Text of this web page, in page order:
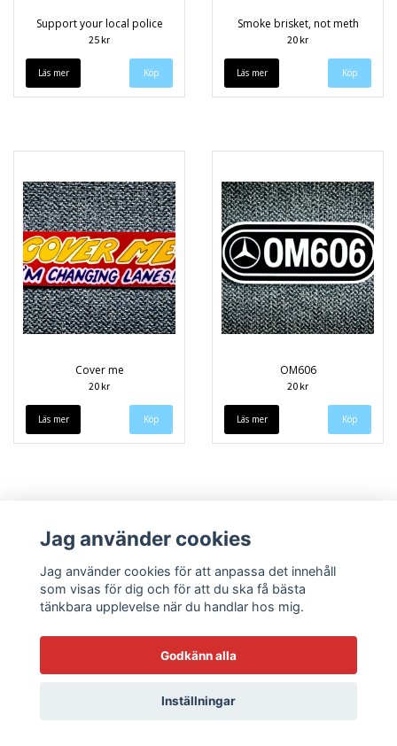
Support your local police
25 kr
Läs mer
Smoke brisket, not meth
20 kr
Läs mer
Cover me
20 kr
Läs mer
OM606
20 kr
Läs mer
Köpvillkor Kontakt
© Copyright 2026 Sneekys dekaler
Jag använder cookies
Jag använder cookies för att anpassa det innehåll
som visas för dig och för att du ska få bästa
tänkbara upplevelse när du handlar hos mig.
Godkänn alla
Inställningar